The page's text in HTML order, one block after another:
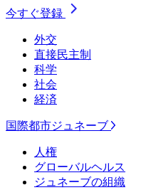
今すぐ登録
外交
直接民主制
科学
社会
経済
国際都市ジュネーブ
人権
グローバルヘルス
ジュネーブの組織